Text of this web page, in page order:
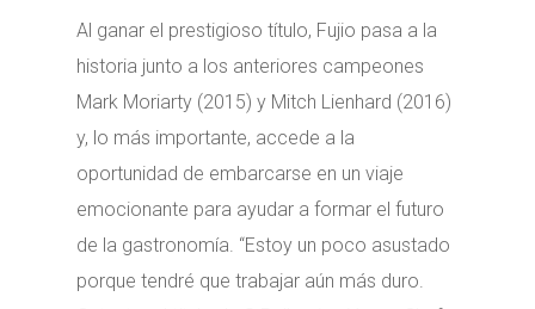
Al ganar el prestigioso título, Fujio pasa a la
historia junto a los anteriores campeones
Mark Moriarty (2015) y Mitch Lienhard (2016)
y, lo más importante, accede a la
oportunidad de embarcarse en un viaje
emocionante para ayudar a formar el futuro
de la gastronomía. “Estoy un poco asustado
porque tendré que trabajar aún más duro.